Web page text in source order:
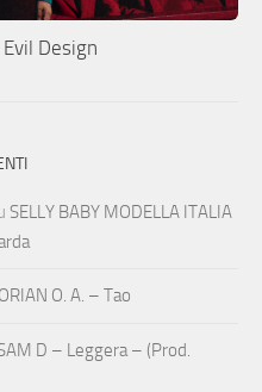
Evil Design
SELLY BABY MODELLA ITALIA
O. A. – Tao
D – Leggera – (Prod.